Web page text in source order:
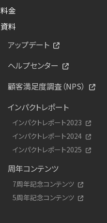
料金
資料
アップデート
ヘルプセンター
顧客満足度調査（NPS）
インパクトレポート
インパクトレポート2023
インパクトレポート2024
インパクトレポート2025
周年コンテンツ
7周年記念コンテンツ
5周年記念コンテンツ